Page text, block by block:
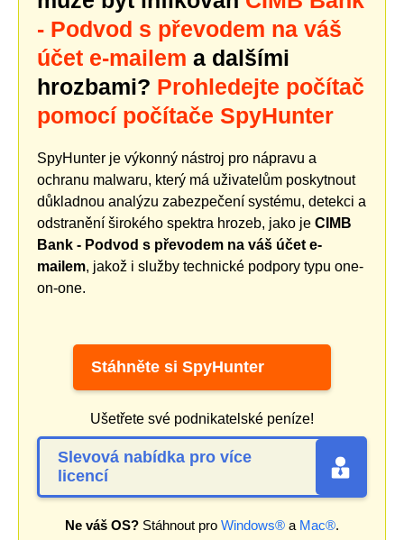
- Podvod s převodem na váš
účet e-mailem a dalšími
hrozbami? Prohledejte počítač
pomocí počítače SpyHunter
SpyHunter je výkonný nástroj pro nápravu a
ochranu malwaru, který má uživatelům poskytnout
důkladnou analýzu zabezpečení systému, detekci a
odstranění širokého spektra hrozeb, jako je CIMB
Bank - Podvod s převodem na váš účet e-
mailem, jakož i služby technické podpory typu one-
on-one.
Stáhněte si SpyHunter
Ušetřete své podnikatelské peníze!
Slevová nabídka pro více
licencí
Ne váš OS? Stáhnout pro Windows® a Mac®.